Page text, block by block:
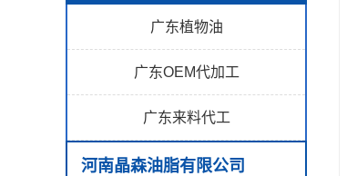
广东植物油
广东OEM代加工
广东来料代工
河南晶森油脂有限公司